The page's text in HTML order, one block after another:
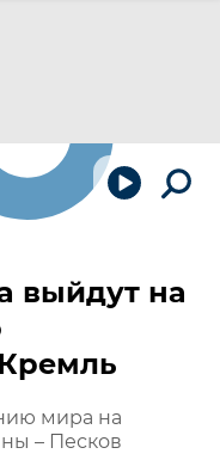
выйдут на
мира на
– Песков